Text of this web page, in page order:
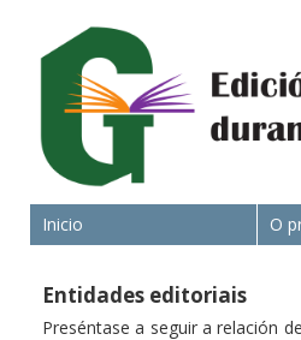
Inicio O
Entidades editoriais
Preséntase a seguir a relación